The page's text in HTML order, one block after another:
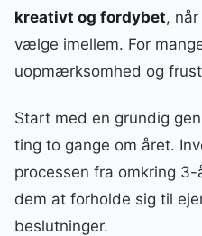
kreativt og fordybet,
vælge imellem. For
uopmærksomhed og
Start med en grundig
ting to gange om året.
processen fra omkring
dem at forholde sig til
beslutninger.